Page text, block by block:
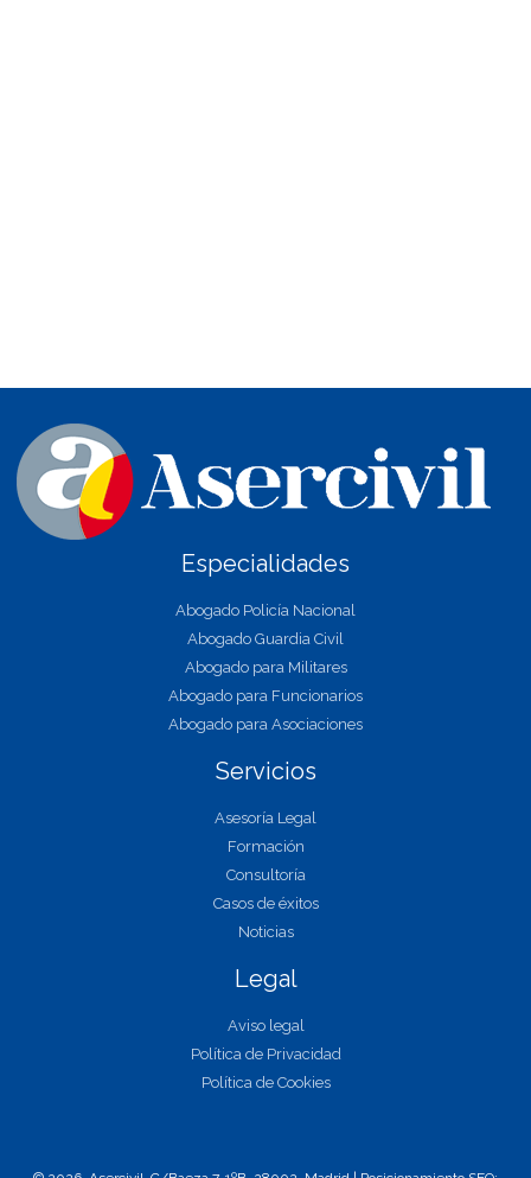
Especialidades
Abogado Policía Nacional
Abogado Guardia Civil
Abogado para Militares
Abogado para Funcionarios
Abogado para Asociaciones
Servicios
Asesoría Legal
Formación
Consultoría
Casos de éxitos
Noticias
Legal
Aviso legal
Política de Privacidad
Política de Cookies